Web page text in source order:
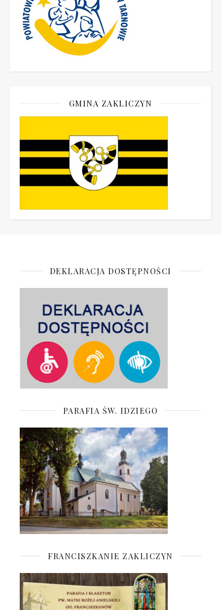
GMINA ZAKLICZYN
DEKLARACJA DOSTĘPNOŚCI
PARAFIA ŚW. IDZIEGO
FRANCISZKANIE ZAKLICZYN